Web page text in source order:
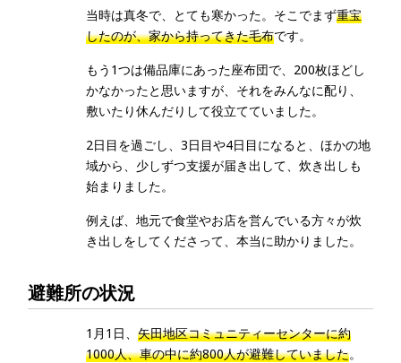
当時は真冬で、とても寒かった。そこでまず重宝
したのが、家から持ってきた毛布です。
もう1つは備品庫にあった座布団で、200枚ほどし
かなかったと思いますが、それをみんなに配り、
敷いたり休んだりして役立てていました。
2日目を過ごし、3日目や4日目になると、ほかの地
域から、少しずつ支援が届き出して、炊き出しも
始まりました。
例えば、地元で食堂やお店を営んでいる方々が炊
き出しをしてくださって、本当に助かりました。
避難所の状況
1月1日、矢田地区コミュニティーセンターに約
1000人、車の中に約800人が避難していました。